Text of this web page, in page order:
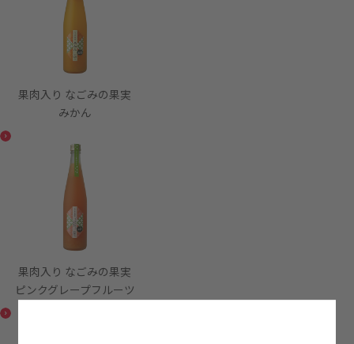
果肉入り なごみの果実
みかん
果肉入り なごみの果実
ピンクグレープフルーツ